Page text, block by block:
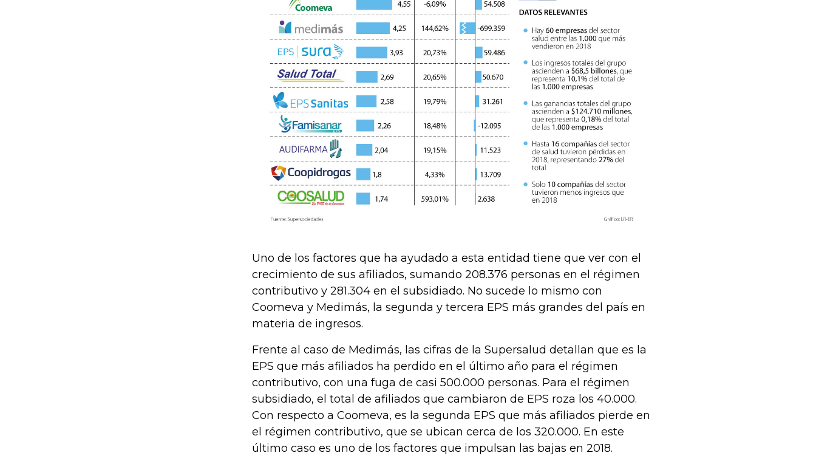
Uno de los factores que ha ayudado a esta entidad tiene que ver con el
crecimiento de sus afiliados, sumando 208.376 personas en el régimen
contributivo y 281.304 en el subsidiado. No sucede lo mismo con
Coomeva y Medimás, la segunda y tercera EPS más grandes del país en
materia de ingresos.
Frente al caso de Medimás, las cifras de la Supersalud detallan que es la
EPS que más afiliados ha perdido en el último año para el régimen
contributivo, con una fuga de casi 500.000 personas. Para el régimen
subsidiado, el total de afiliados que cambiaron de EPS roza los 40.000.
Con respecto a Coomeva, es la segunda EPS que más afiliados pierde en
el régimen contributivo, que se ubican cerca de los 320.000. En este
último caso es uno de los factores que impulsan las bajas en 2018.